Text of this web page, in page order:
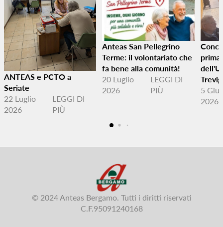
ANTEAS e PCTO a
Seriate
22 Luglio
2026
LEGGI DI
PIÙ
Anteas San Pellegrino
Terme: il volontariato che
fa bene alla comunità!
20 Luglio
2026
LEGGI DI
PIÙ
5
2026
© 2024 Anteas Bergamo. Tutti i diritti riservati
C.F.95091240168‍‍